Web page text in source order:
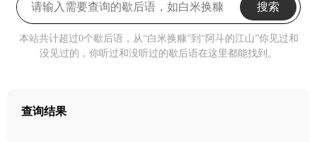
搜索
本站共计超过0个歇后语，从“白米换糠”到“阿斗的江山”你见过和
没见过的，你听过和没听过的歇后语在这里都能找到。
查询结果